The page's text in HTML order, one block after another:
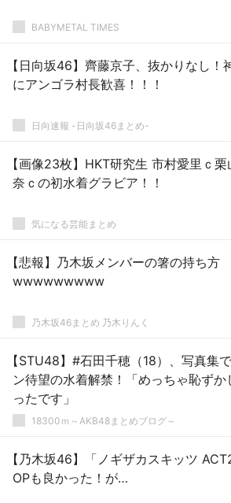
BABYMETAL TIMES
【日向坂46】齊藤京子、抜かりなし！
にアンゴラ村長歓喜！！！
日向速報 -日向坂46まとめ-
【画像23枚】HKT研究生 市村愛里ｃ栗
奈ｃの初水着グラビア！！
気になる芸能まとめ
【悲報】乃木坂メンバーの箸の持ち方
wwwwwwwww
乃木坂46まとめ 乃木りんく
【STU48】#石田千穂（18）、写真集
ン待望の水着解禁！「めっちゃ恥ずか
ったです」
18300ｍ～AKB48まとめブログ～
【乃木坂46】「ノギザカスキッツ
OPも良かった！が…